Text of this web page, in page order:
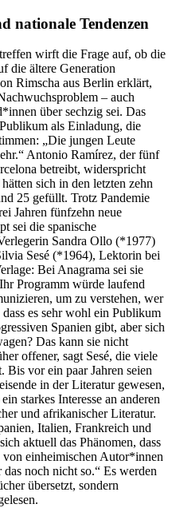
nationale Tendenzen
wirft die Frage auf, ob die
die ältere Generation
Rimscha aus Berlin erklärt,
– auch
über sechzig sei. Das
als Einladung, die
„Die jungen Leute
Antonio Ramírez, der fünf
betreibt, widerspricht
sich in den letzten zehn
25 gefüllt. Trotz Pandemie
Jahren fünfzehn neue
sei die spanische
Sandra Ollo (*1977)
Sesé (*1964), Lektorin bei
Bei Anagrama sei sie
Programm würde laufend
um zu verstehen, wer
es sehr wohl ein Publikum
Spanien gibt, aber sich
Das kann sie nicht
offener, sagt Sesé, die viele
Bis vor ein paar Jahren seien
in der Literatur gewesen,
starkes Interesse an anderen
und afrikanischer Literatur.
Italien, Frankreich und
aktuell das Phänomen, dass
von einheimischen Autor*innen
noch nicht so.“ Es werden
übersetzt, sondern